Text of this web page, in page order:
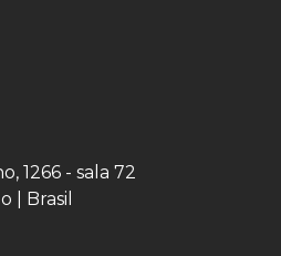
1266 - sala 72
| Brasil